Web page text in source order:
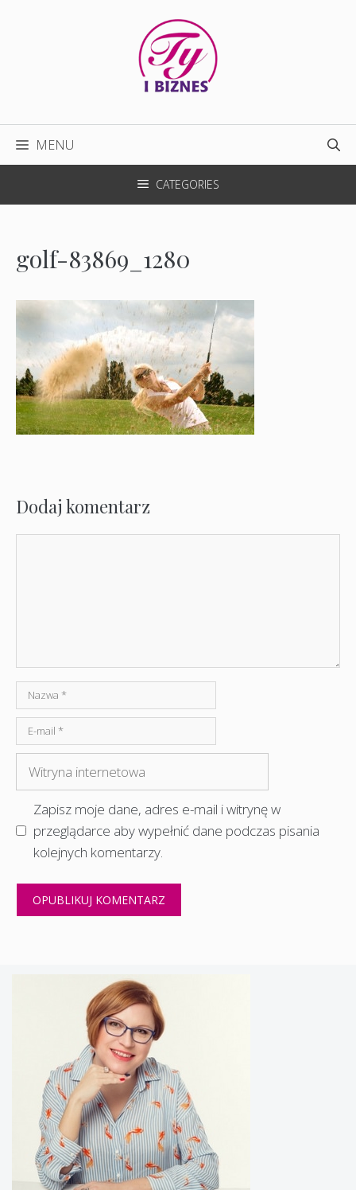
MENU
CATEGORIES
golf-83869_1280
Dodaj komentarz
Nazwa
mail
internetowa
Zapisz moje dane, adres e-mail i witrynę w
przeglądarce aby wypełnić dane podczas pisania
kolejnych komentarzy.